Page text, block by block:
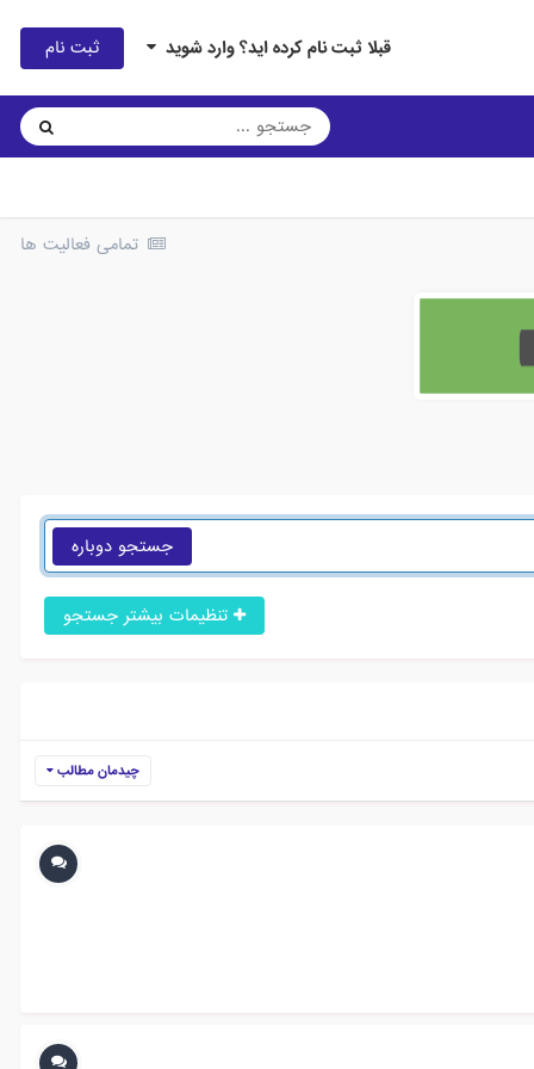
قبلا ثبت نام کرده اید؟ وارد شوید ثبت نام
تمامی فعالیت ها
جستجو دوباره
تنظیمات بیشتر جستجو
چیدمان مطالب